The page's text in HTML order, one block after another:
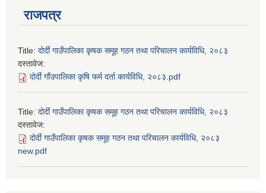
राजपत्र
Title: दोर्दी गाउँपालिका कृषक समूह गठन तथा परिचालन कार्यविधि, २०८३
दस्तावेज:
दोर्दी गाँउपालिका कृषि फर्म दर्ता कार्यविधि, २०८३.pdf
Title: दोर्दी गाउँपालिका कृषक समूह गठन तथा परिचालन कार्यविधि, २०८३
दस्तावेज:
दोर्दी गाउँपालिका कृषक समूह गठन तथा परिचालन कार्यविधि, २०८३
new.pdf